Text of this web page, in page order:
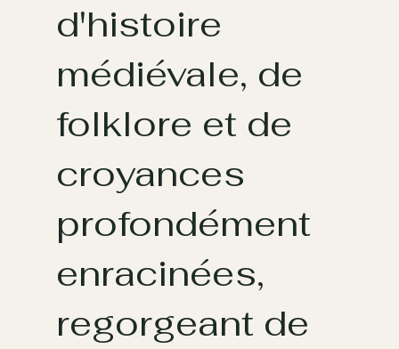
d'histoire
médiévale, de
folklore et de
croyances
profondément
enracinées,
regorgeant de